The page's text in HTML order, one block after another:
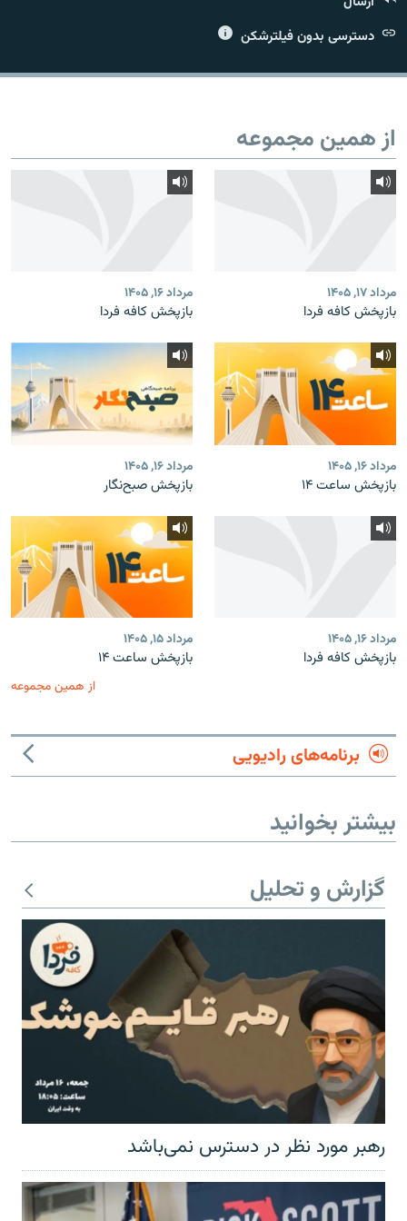
دسترسی بدون فیلترشکن
از همین مجموعه
مرداد ۱۷, ۱۴۰۵
بازپخش کافه فردا
مرداد ۱۶, ۱۴۰۵
بازپخش کافه فردا
مرداد ۱۶, ۱۴۰۵
بازپخش ساعت ۱۴
مرداد ۱۶, ۱۴۰۵
بازپخش صبح‌نگار
مرداد ۱۶, ۱۴۰۵
بازپخش کافه فردا
مرداد ۱۵, ۱۴۰۵
بازپخش ساعت ۱۴
از همین مجموعه
برنامه‌های رادیویی
بیشتر بخوانید
گزارش و تحلیل
رهبر مورد نظر در دسترس نمی‌باشد